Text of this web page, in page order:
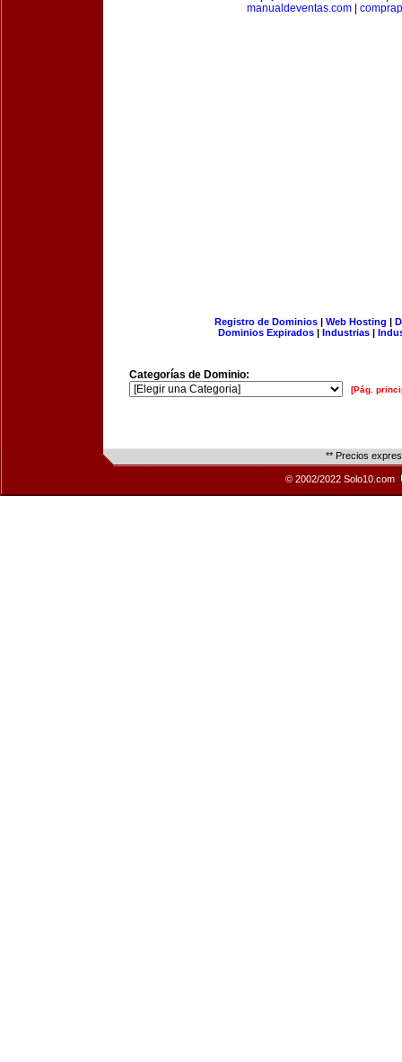
manualdeventas.com|
Registro de Dominios| Web Hosting |
Dominios Expirados | Industrias |
Categorías de Dominio:
[Pág.
** Precios
© 2002/2022 Solo10.com